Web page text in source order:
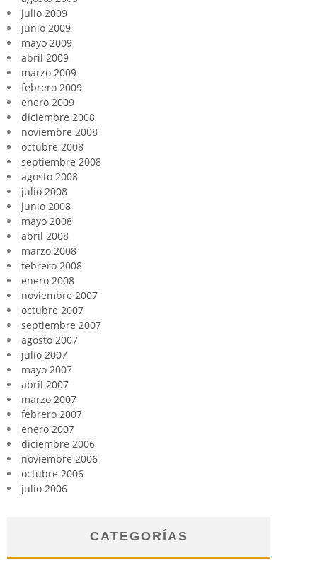
julio 2009
junio 2009
mayo 2009
abril 2009
marzo 2009
febrero 2009
enero 2009
diciembre 2008
noviembre 2008
octubre 2008
septiembre 2008
agosto 2008
julio 2008
junio 2008
mayo 2008
abril 2008
marzo 2008
febrero 2008
enero 2008
noviembre 2007
octubre 2007
septiembre 2007
agosto 2007
julio 2007
mayo 2007
abril 2007
marzo 2007
febrero 2007
enero 2007
diciembre 2006
noviembre 2006
octubre 2006
julio 2006
CATEGORÍAS